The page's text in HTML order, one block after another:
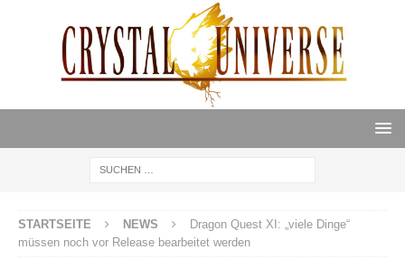
STARTSEITE NEWS
Dragon Quest XI: „viele Dinge“
müssen noch vor Release bearbeitet werden